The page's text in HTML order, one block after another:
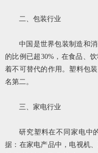
二、包装行业
中国是世界包装制造和
的比例已超30%，在食品、
着不可替代的作用。塑料包
名第二。
三、家电行业
研究塑料在不同家电中
据：在家电产品中，电视机